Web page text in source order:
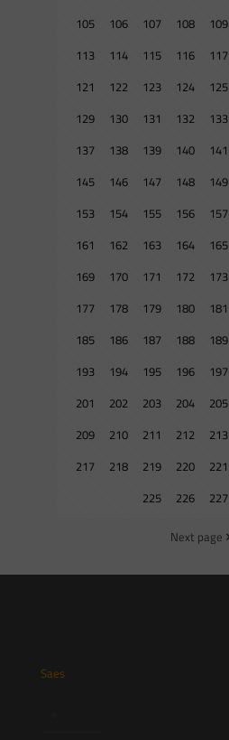
105
106 107 108 109
113
114 115 116 117
121
122 123 124 125
129
130 131 132 133
137
138 139 140 141
145
146 147 148 149
153
154 155 156 157
161
162 163 164 165
169
170 171 172 173
177
178 179 180 181
185
186 187 188 189
193
194 195 196 197
201
202 203 204 205
209
210 211 212 213
217
218 219 220 221
225
226 227
Next page
Saes